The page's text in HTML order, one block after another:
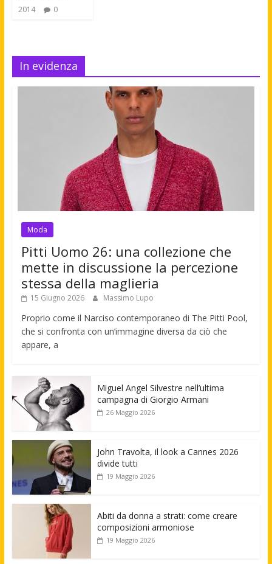
2014
0
In evidenza
Moda
Pitti Uomo 26: una collezione che
mette in discussione la percezione
stessa della maglieria
15 Giugno 2026 Massimo Lupo
Proprio come il Narciso contemporaneo di The Pitti Pool,
che si confronta con un’immagine diversa da ciò che
appare, a
Miguel Angel Silvestre nell’ultima
campagna di Giorgio Armani
26 Maggio 2026
John Travolta, il look a Cannes 2026
divide tutti
19 Maggio 2026
Abiti da donna a strati: come creare
composizioni armoniose
19 Maggio 2026